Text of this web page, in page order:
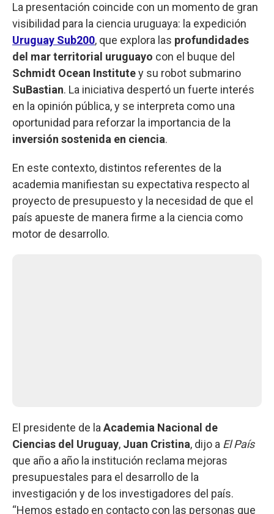
La presentación coincide con un momento de gran
visibilidad para la ciencia uruguaya: la expedición
Uruguay Sub200, que explora las profundidades
del mar territorial uruguayo con el buque del
Schmidt Ocean Institutey su robot submarino
SuBastian. La iniciativa despertó un fuerte interés
en la opinión pública, y se interpreta como una
oportunidad para reforzar la importancia de la
inversión sostenida en ciencia.
En este contexto, distintos referentes de la
academia manifiestan su expectativa respecto al
proyecto de presupuesto y la necesidad de que el
país apueste de manera firme a la ciencia como
motor de desarrollo.
El presidente de la Academia Nacional de
Ciencias del Uruguay, Juan Cristina, dijo a El País
que año a año la institución reclama mejoras
presupuestales para el desarrollo de la
investigación y de los investigadores del país.
“Hemos estado en contacto con las personas que